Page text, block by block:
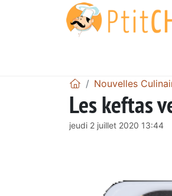
Nouvelles
Les keftas
jeudi 2 juillet 2020 13:44